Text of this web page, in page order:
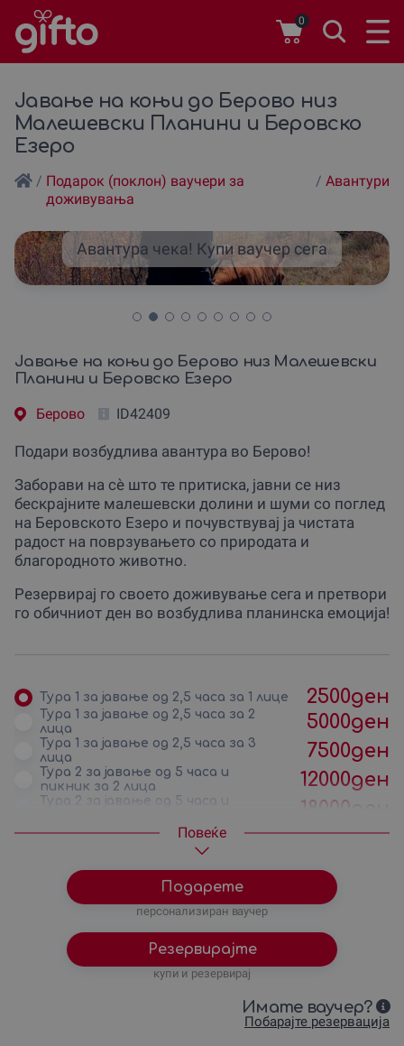
0
Јавање на коњи до Берово низ
Малешевски Планини и Беровско
Езеро
/ Подарок (поклон) ваучери за
доживувања
/ Авантури
Авантура чека! Купи ваучер сега
Јавање на коњи до Берово низ Малешевски
Планини и Беровско Езеро
Берово ID42409
Подари возбудлива авантура во Берово!
Заборави на сè што те притиска, јавни се низ
бескрајните малешевски долини и шуми со поглед
на Беровското Езеро и почувствувај ја чистата
радост на поврзувањето со природата и
благородното животно.
Резервирај го своето доживување сега и претвори
го обичниот ден во возбудлива планинска емоција!
Тура 1 за јавање од 2,5 часа за 1 лице 2500ден
Тура 1 за јавање од 2,5 часа за 2
лица
5000ден
Тура 1 за јавање од 2,5 часа за 3
лица
7500ден
Тура 2 за јавање од 5 часа и
пикник за 2 лица
12000ден
Тура 2 за јавање од 5 часа и
18000
Повеќе
Подарете
персонализиран ваучер
Резервирајте
купи и резервирај
Имате ваучер?
Побарајте резервација